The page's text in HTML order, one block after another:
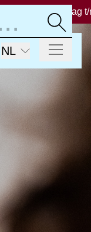
− Dinsdag
NL